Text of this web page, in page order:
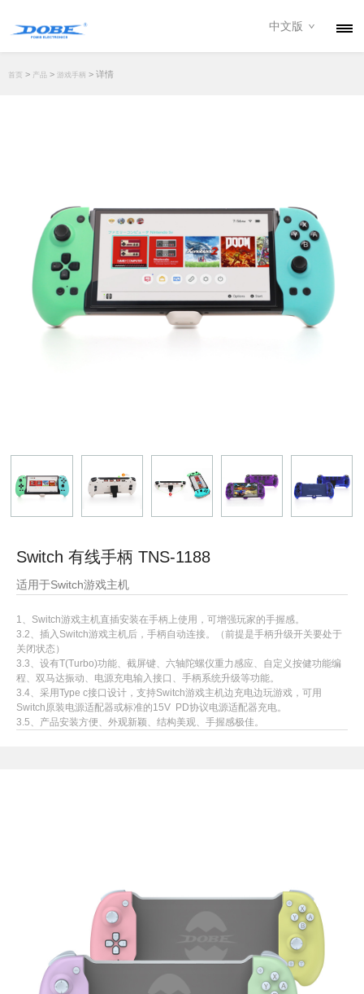
下载专区
经销商
中文版
首页 > 产品 > 游戏手柄 > 详情
Switch 有线手柄 TNS-1188
适用于Switch游戏主机
1、Switch游戏主机直插安装在手柄上使用，可增强玩家的手握感。
3.2、插入Switch游戏主机后，手柄自动连接。（前提是手柄升级开关要处于
关闭状态）
3.3、设有T(Turbo)功能、截屏键、六轴陀螺仪重力感应、自定义按健功能编
程、双马达振动、电源充电输入接口、手柄系统升级等功能。
3.4、采用Type c接口设计，支持Switch游戏主机边充电边玩游戏，可用
Switch原装电源适配器或标准的15V PD协议电源适配器充电。
3.5、产品安装方便、外观新颖、结构美观、手握感极佳。